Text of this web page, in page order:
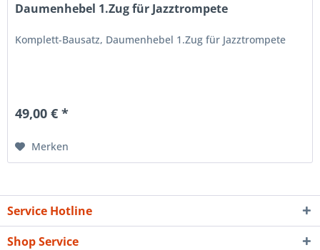
Daumenhebel 1.Zug für Jazztrompete
Komplett-Bausatz, Daumenhebel 1.Zug für Jazztrompete
49,00 € *
Merken
Service Hotline
Shop Service